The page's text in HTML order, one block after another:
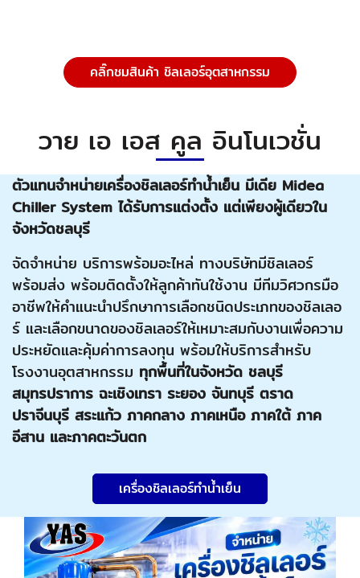
คลิ๊กชมสินค้า ชิลเลอร์อุตสาหกรรม
วาย เอ เอส คูล อินโนเวชั่น
ตัวแทนจำหน่ายเครื่องชิลเลอร์ทำน้ำเย็น มีเดีย Midea
Chiller System ได้รับการแต่งตั้ง แต่เพียงผู้เดียวใน
จังหวัดชลบุรี
จัดจำหน่าย บริการพร้อมอะไหล่ ทางบริษัทมีชิลเลอร์
พร้อมส่ง พร้อมติดตั้งให้ลูกค้าทันใช้งาน มีทีมวิศวกรมือ
อาชีพให้คำแนะนำปรึกษาการเลือกชนิดประเภทของชิลเลอ
ร์ และเลือกขนาดของชิลเลอร์ให้เหมาะสมกับงานเพื่อความ
ประหยัดและคุ้มค่าการลงทุน พร้อมให้บริการสำหรับ
โรงงานอุตสาหกรรม ทุกพื้นที่ในจังหวัด ชลบุรี
สมุทรปราการ ฉะเชิงเทรา ระยอง จันทบุรี ตราด
ปราจีนบุรี สระแก้ว ภาคกลาง ภาคเหนือ ภาคใต้ ภาค
อีสาน และภาคตะวันตก
เครื่องชิลเลอร์ทำน้ำเย็น